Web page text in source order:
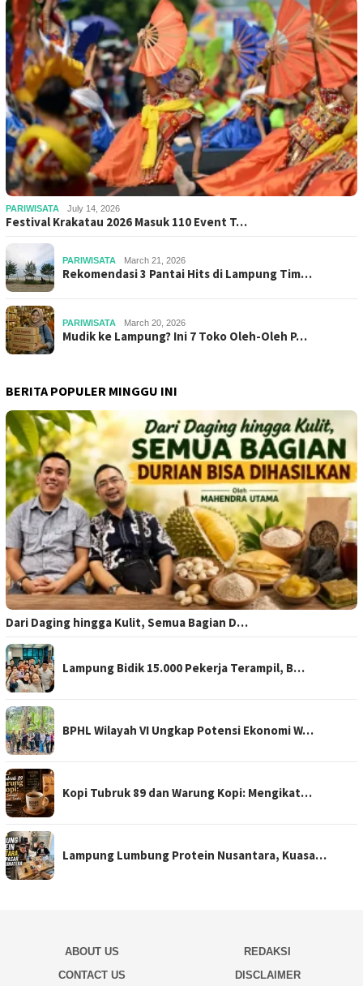
PARIWISATA July 14, 2026
Festival Krakatau 2026 Masuk 110 Event T…
PARIWISATA March 21, 2026
Rekomendasi 3 Pantai Hits di Lampung Tim…
PARIWISATA March 20, 2026
Mudik ke Lampung? Ini 7 Toko Oleh-Oleh P…
BERITA POPULER MINGGU INI
Dari Daging hingga Kulit, Semua Bagian D…
Lampung Bidik 15.000 Pekerja Terampil, B…
BPHL Wilayah VI Ungkap Potensi Ekonomi W…
Kopi Tubruk 89 dan Warung Kopi: Mengikat…
Lampung Lumbung Protein Nusantara, Kuasa…
ABOUT US
REDAKSI
CONTACT US
DISCLAIMER